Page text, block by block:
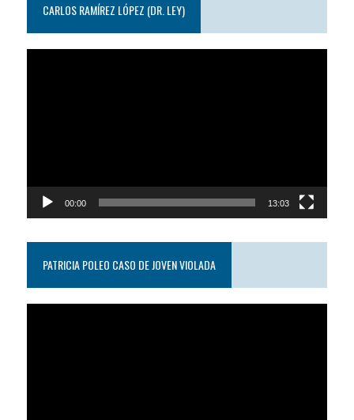
CARLOS RAMÍREZ LÓPEZ (DR. LEY)
00:00 13:03
PATRICIA POLEO CASO DE JOVEN VIOLADA